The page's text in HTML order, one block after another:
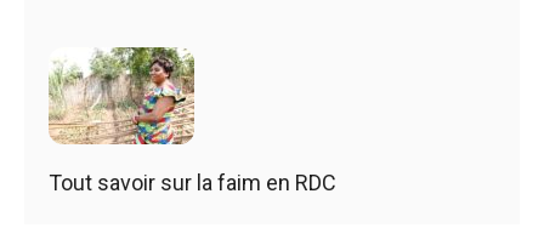
Tout savoir sur la faim en RDC